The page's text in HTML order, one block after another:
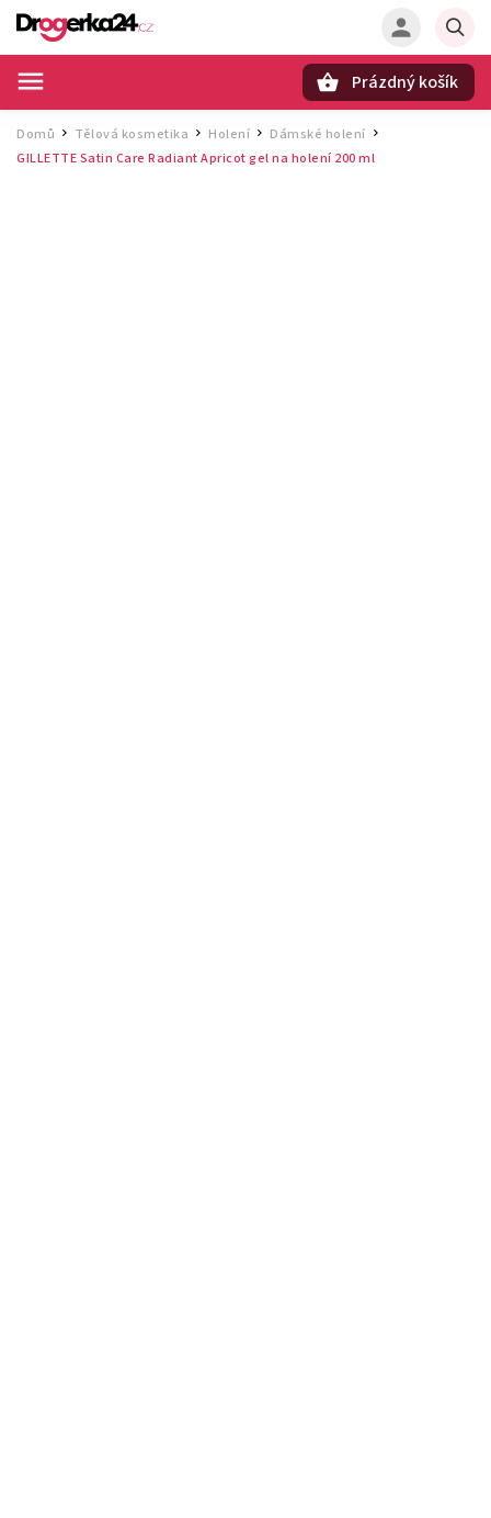
Prázdný košík
Domů / Tělová kosmetika / Holení / Dámské holení
GILLETTE Satin Care Radiant Apricot gel na holení 200 ml